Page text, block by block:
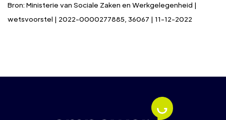
Bron: Ministerie van Sociale Zaken en Werkgelegenheid |
wetsvoorstel | 2022-0000277885, 36067 | 11-12-2022